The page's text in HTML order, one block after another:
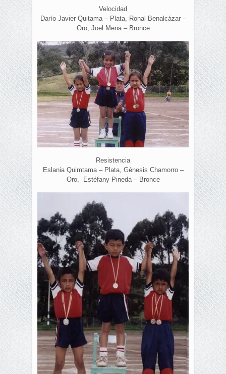
Velocidad
Darío Javier Quitama – Plata, Ronal Benalcázar –
Oro, Joel Mena – Bronce
Resistencia
Eslania Quimtama – Plata, Génesis Chamorro –
Oro, Estéfany Pineda – Bronce